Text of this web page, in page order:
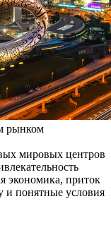
рынком
мировых центров
экономика, приток
и понятные условия